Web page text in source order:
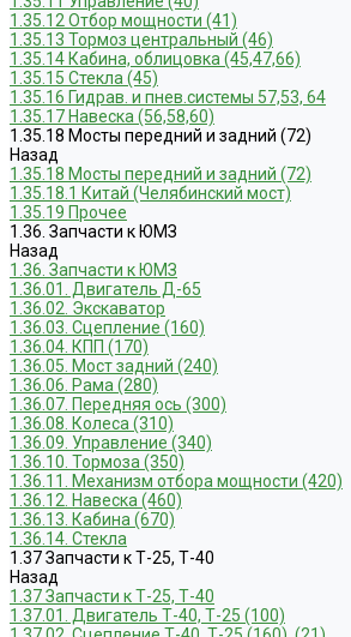
1.35.12 Отбор мощности (41)
1.35.13 Тормоз центральный (46)
1.35.14 Кабина, облицовка (45,47,66)
1.35.15 Стекла (45)
1.35.16 Гидрав. и пнев.системы 57,53, 64
1.35.17 Навеска (56,58,60)
1.35.18 Мосты передний и задний (72)
Назад
1.35.18 Мосты передний и задний (72)
1.35.18.1 Китай (Челябинский мост)
1.35.19 Прочее
1.36. Запчасти к ЮМЗ
Назад
1.36. Запчасти к ЮМЗ
1.36.01. Двигатель Д-65
1.36.02. Экскаватор
1.36.03. Сцепление (160)
1.36.04. КПП (170)
1.36.05. Мост задний (240)
1.36.06. Рама (280)
1.36.07. Передняя ось (300)
1.36.08. Колеса (310)
1.36.09. Управление (340)
1.36.10. Тормоза (350)
1.36.11. Механизм отбора мощности (420)
1.36.12. Навеска (460)
1.36.13. Кабина (670)
1.36.14. Стекла
1.37 Запчасти к Т-25, Т-40
Назад
1.37 Запчасти к Т-25, Т-40
1.37.01. Двигатель Т-40, Т-25 (100)